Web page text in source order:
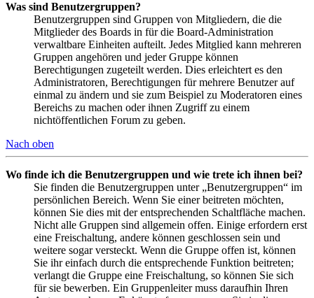
Was sind Benutzergruppen?
Benutzergruppen sind Gruppen von Mitgliedern, die die
Mitglieder des Boards in für die Board-Administration
verwaltbare Einheiten aufteilt. Jedes Mitglied kann mehreren
Gruppen angehören und jeder Gruppe können
Berechtigungen zugeteilt werden. Dies erleichtert es den
Administratoren, Berechtigungen für mehrere Benutzer auf
einmal zu ändern und sie zum Beispiel zu Moderatoren eines
Bereichs zu machen oder ihnen Zugriff zu einem
nichtöffentlichen Forum zu geben.
Nach oben
Wo finde ich die Benutzergruppen und wie trete ich ihnen bei?
Sie finden die Benutzergruppen unter „Benutzergruppen“ im
persönlichen Bereich. Wenn Sie einer beitreten möchten,
können Sie dies mit der entsprechenden Schaltfläche machen.
Nicht alle Gruppen sind allgemein offen. Einige erfordern erst
eine Freischaltung, andere können geschlossen sein und
weitere sogar versteckt. Wenn die Gruppe offen ist, können
Sie ihr einfach durch die entsprechende Funktion beitreten;
verlangt die Gruppe eine Freischaltung, so können Sie sich
für sie bewerben. Ein Gruppenleiter muss daraufhin Ihren